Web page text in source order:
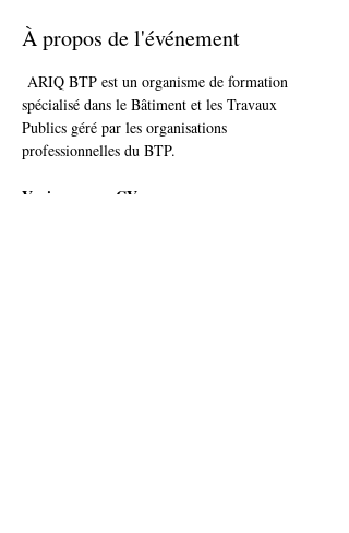
À propos de l'événement
ARIQ BTP est un organisme de formation
spécialisé dans le Bâtiment et les Travaux
Publics géré par les organisations
professionnelles du BTP.
Venir avec un CV.